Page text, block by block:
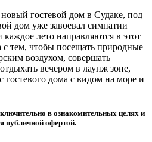
гостевой дом в Судаке, под
дом уже завоевал симпатии
лето направляются в этот
тем, чтобы посещать природные
воздухом, совершать
вечером в лаунж зоне,
гостевого дома с видом на море и
в ознакомительных целях и
публичной офертой.